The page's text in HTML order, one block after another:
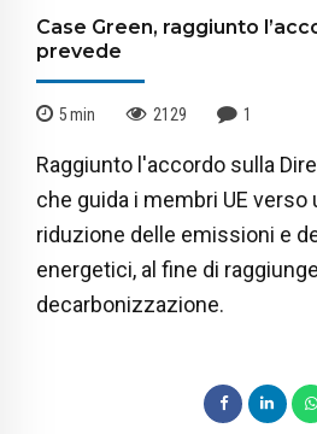
Case Green, raggiunto
prevede
5min 2129 1
Raggiunto l'accordo sulla
che guida i membri UE verso
riduzione delle emissioni e
energetici, al fine di
decarbonizzazione.